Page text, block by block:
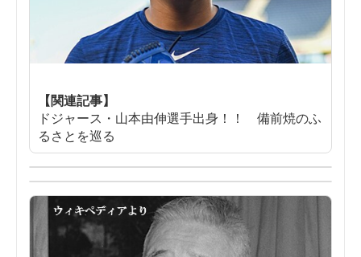
【関連記事】
ドジャース・山本由伸選手出身！！ 備前焼のふ
るさとを巡る